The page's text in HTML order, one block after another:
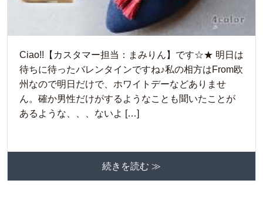
Ciao!!【カスタマー担当：まみりん】です☆★ 明日は
待ちに待ったバレンタインですね♪私の相方はFrom欧
州なので明日だけで、ホワイトデーなどありませ
ん。確か男性だけがするようなことも聞いたことが
あるような、、、ないよ […]
続きを読む ≫